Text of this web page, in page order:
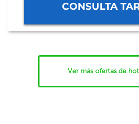
CONSULTA
Ver más ofertas de